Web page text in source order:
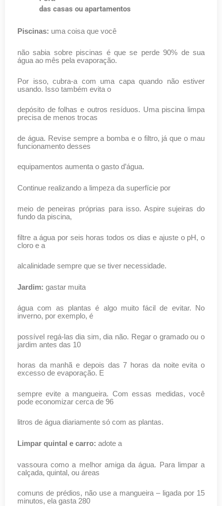
das casas ou apartamentos
Piscinas: uma coisa que você
não sabia sobre piscinas é que se perde 90% de sua
água ao mês pela evaporação.
Por isso, cubra-a com uma capa quando não estiver
usando. Isso também evita o
depósito de folhas e outros resíduos. Uma piscina limpa
precisa de menos trocas
de água. Revise sempre a bomba e o filtro, já que o mau
funcionamento desses
equipamentos aumenta o gasto d’água.
Continue realizando a limpeza da superfície por
meio de peneiras próprias para isso. Aspire sujeiras do
fundo da piscina,
filtre a água por seis horas todos os dias e ajuste o pH, o
cloro e a
alcalinidade sempre que se tiver necessidade.
Jardim: gastar muita
água com as plantas é algo muito fácil de evitar. No
inverno, por exemplo, é
possível regá-las dia sim, dia não. Regar o gramado ou o
jardim antes das 10
horas da manhã e depois das 7 horas da noite evita o
excesso de evaporação. E
sempre evite a mangueira. Com essas medidas, você
pode economizar cerca de 96
litros de água diariamente só com as plantas.
Limpar quintal e carro: adote a
vassoura como a melhor amiga da água. Para limpar a
calçada, quintal, ou áreas
comuns de prédios, não use a mangueira – ligada por 15
minutos, ela gasta 280